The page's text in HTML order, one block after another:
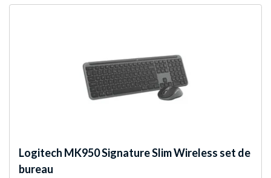
Logitech MK950 Signature Slim Wireless set de
bureau